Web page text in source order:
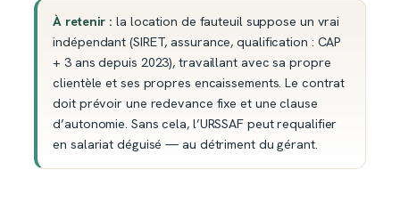
À retenir : la location de fauteuil suppose un vrai
indépendant (SIRET, assurance, qualification : CAP
+ 3 ans depuis 2023), travaillant avec sa propre
clientèle et ses propres encaissements. Le contrat
doit prévoir une redevance fixe et une clause
d’autonomie. Sans cela, l’URSSAF peut requalifier
en salariat déguisé — au détriment du gérant.